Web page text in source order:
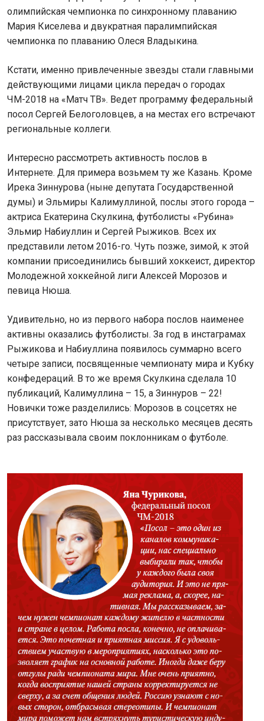
олимпийская чемпионка по синхронному плаванию
Мария Киселева и двукратная паралимпийская
чемпионка по плаванию Олеся Владыкина.
Кстати, именно привлеченные звезды стали главными
действующими лицами цикла передач о городах
ЧМ-2018 на «Матч ТВ». Ведет программу федеральный
посол Сергей Белоголовцев, а на местах его встречают
региональные коллеги.
Интересно рассмотреть активность послов в
Интернете. Для примера возьмем ту же Казань. Кроме
Ирека Зиннурова (ныне депутата Государственной
думы) и Эльмиры Калимуллиной, послы этого города –
актриса Екатерина Скулкина, футболисты «Рубина»
Эльмир Набиуллин и Сергей Рыжиков. Всех их
представили летом 2016-го. Чуть позже, зимой, к этой
компании присоединились бывший хоккеист, директор
Молодежной хоккейной лиги Алексей Морозов и
певица Нюша.
Удивительно, но из первого набора послов наименее
активны оказались футболисты. За год в инстаграмах
Рыжикова и Набиуллина появилось суммарно всего
четыре записи, посвященные чемпионату мира и Кубку
конфедераций. В то же время Скулкина сделала 10
публикаций, Калимуллина – 15, а Зиннуров – 22!
Новички тоже разделились: Морозов в соцсетях не
присутствует, зато Нюша за несколько месяцев десять
раз рассказывала своим поклонникам о футболе.